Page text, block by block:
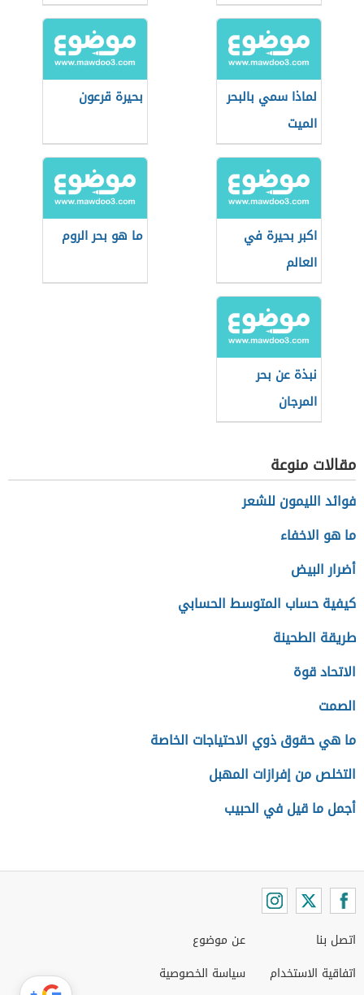
لماذا سمي بالبحر
الميت
بحيرة قرعون
اكبر بحيرة في
العالم
ما هو بحر الروم
نبذة عن بحر
المرجان
مقالات منوعة
فوائد الليمون للشعر
ما هو الاخفاء
أضرار البيض
كيفية حساب المتوسط الحسابي
طريقة الطحينة
الاتحاد قوة
الصمت
ما هي حقوق ذوي الاحتياجات الخاصة
التخلص من إفرازات المهبل
أجمل ما قيل في الحبيب
اتصل بنا
اتفاقية الاستخدام
عن موضوع
سياسة الخصوصية